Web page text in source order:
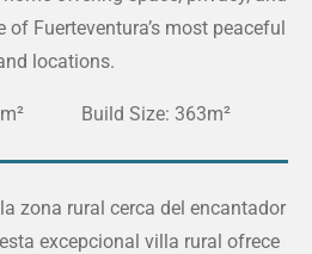
Fuerteventura’s most peaceful
locations.
Build Size: 363m²
zona rural cerca del encantador
excepcional villa rural ofrece